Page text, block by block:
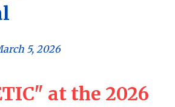
5, 2026
at the 2026